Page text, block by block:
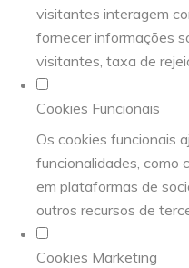
visitantes interagem
fornecer informações
visitantes, taxa de
Cookies Funcionais
Os cookies funcionais
funcionalidades, como
em plataformas de
outros recursos de
Cookies Marketing